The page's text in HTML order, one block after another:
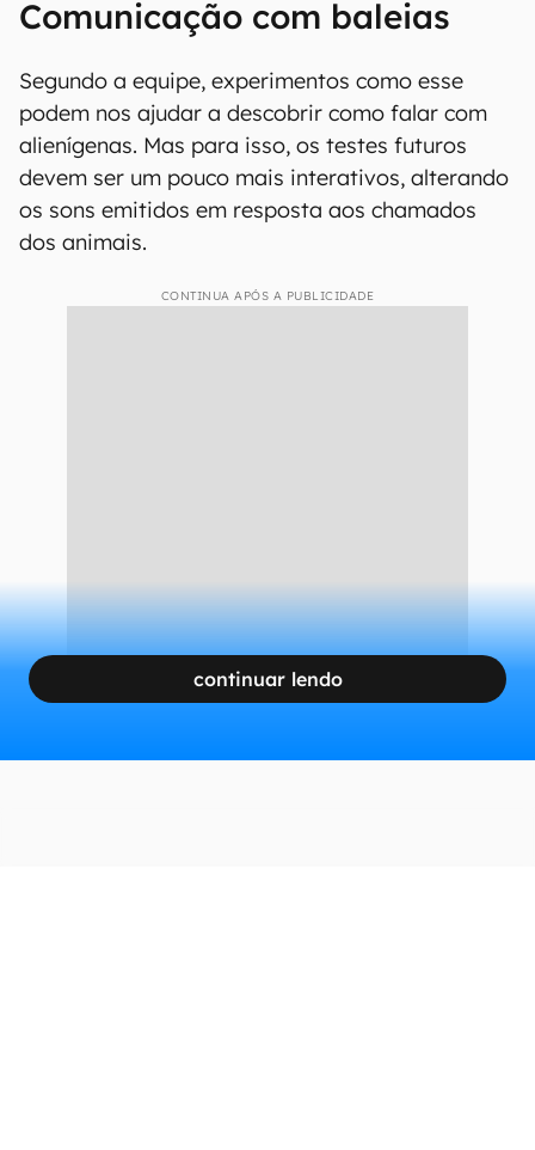
Comunicação com baleias
Segundo a equipe, experimentos como esse
podem nos ajudar a descobrir como falar com
alienígenas. Mas para isso, os testes futuros
devem ser um pouco mais interativos, alterando
os sons emitidos em resposta aos chamados
dos animais.
CONTINUA APÓS A PUBLICIDADE
continuar lendo